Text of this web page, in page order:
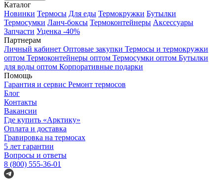
Каталог
Новинки Термосы Для еды Термокружки Бутылки
Термосумки Ланч-боксы Термоконтейнеры Аксессуары
Запчасти Уценка -40%
Партнерам
Личный кабинет Оптовые закупки Термосы и термокружки
оптом Термоконтейнеры оптом Термосумки оптом Бутылки
для воды оптом Корпоративные подарки
Помощь
Гарантия и сервис Ремонт термосов
Блог
Контакты
Вакансии
Где купить «Арктику»
Оплата и доставка
Гравировка на термосах
5 лет гарантии
Вопросы и ответы
8 (800) 555-36-01